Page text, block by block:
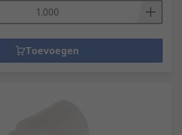
quality supports which
- great for ensuring the
Toevoegen